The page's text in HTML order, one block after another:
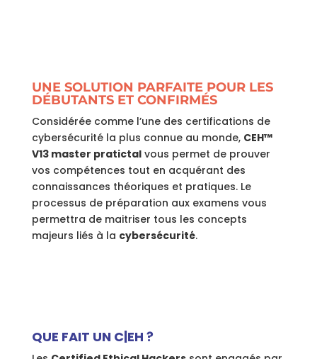
UNE SOLUTION PARFAITE POUR LES
DÉBUTANTS ET CONFIRMÉS
Considérée comme l’une des certifications de
cybersécurité la plus connue au monde, CEH™
V13 master pratictalvous permet de prouver
vos compétences tout en acquérant des
connaissances théoriques et pratiques. Le
processus de préparation aux examens vous
permettra de maitriser tous les concepts
majeurs liés à la cybersécurité.
QUE FAIT UN C|EH ?